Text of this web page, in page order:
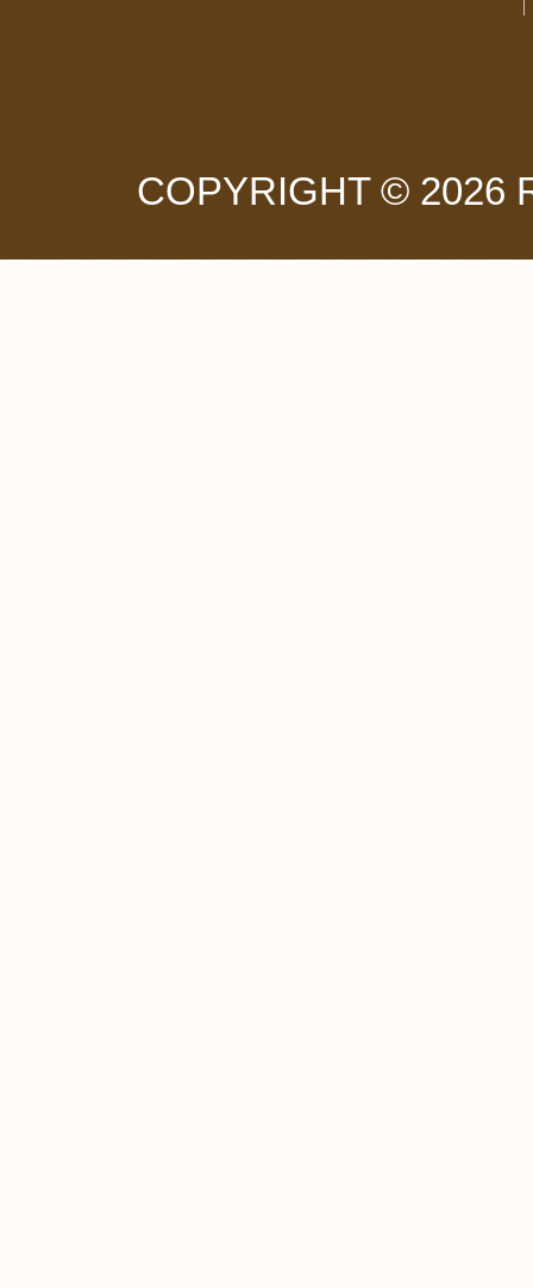
COPYRIGHT © 2026